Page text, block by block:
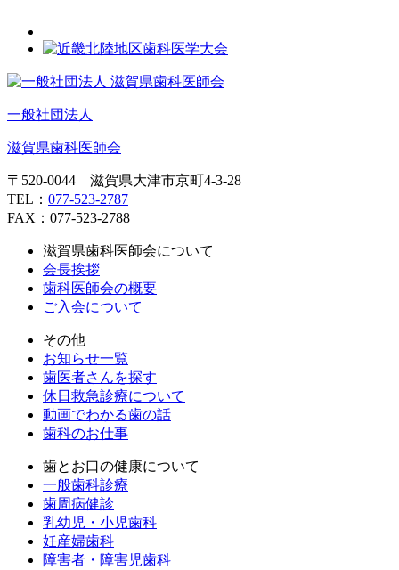
一般社団法人
滋賀県歯科医師会
〒520-0044 滋賀県大津市京町4-3-28
TEL： 077-523-2787
FAX：077-523-2788
滋賀県歯科医師会について
会長挨拶
歯科医師会の概要
ご入会について
その他
お知らせ一覧
歯医者さんを探す
休日救急診療について
動画でわかる歯の話
歯科のお仕事
歯とお口の健康について
一般歯科診療
歯周病健診
乳幼児・小児歯科
妊産婦歯科
障害者・障害児歯科